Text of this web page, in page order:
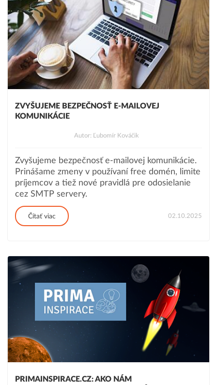
ZVYŠUJEME BEZPEČNOSŤ E-MAILOVEJ
KOMUNIKÁCIE
Autor: Ľubomír Kováčik
Zvyšujeme bezpečnosť e-mailovej komunikácie.
Prinášame zmeny v používaní free domén, limite
príjemcov a tiež nové pravidlá pre odosielanie
cez SMTP servery.
Čítať viac 02.10.2025
PRIMAINSPIRACE.CZ: AKO NÁM